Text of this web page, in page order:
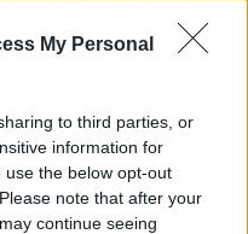
My Personal
to third parties, or
information for
the below opt-out
note that after your
continue seeing